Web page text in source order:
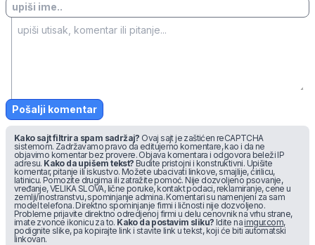
Pošalji komentar
Kako sajt filtrira spam sadržaj? Ovaj sajt je zaštićen reCAPTCHA
sistemom. Zadržavamo pravo da editujemo komentare, kao i da ne
objavimo komentar bez provere. Objava komentara i odgovora beleži IP
adresu. Kako da upišem tekst? Budite pristojni i konstruktivni. Upišite
komentar, pitanje ili iskustvo. Možete ubacivati linkove, smajlije, ćirilicu,
latinicu. Pomozite drugima ili zatražite pomoć. Nije dozvoljeno psovanje,
vređanje, VELIKA SLOVA, lične poruke, kontakt podaci, reklamiranje, cene u
zemlji/inostranstvu, spominjanje admina. Komentari su namenjeni za sam
model telefona. Direktno spominjanje firmi i ličnosti nije dozvoljeno.
Probleme prijavite direktno odredjenoj firmi u delu cenovnik na vrhu strane,
imate zvonce ikonicu za to. Kako da postavim sliku? Idite na imgur.com,
podignite slike, pa kopirajte link i stavite link u tekst, koji će biti automatski
linkovan.